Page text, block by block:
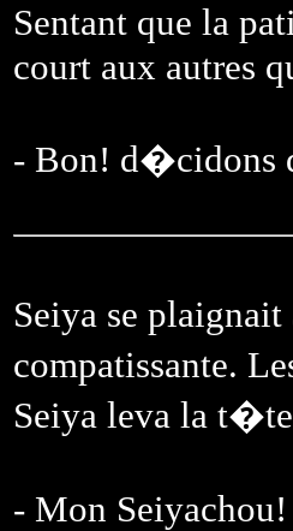
Sentant que la
court aux autres
- Bon! d�cidons
Seiya se
compatissante.
Seiya leva la
- Mon